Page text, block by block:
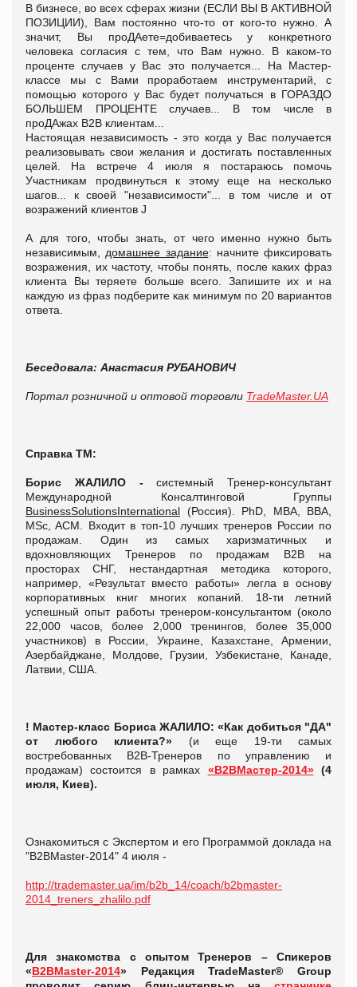
В бизнесе, во всех сферах жизни (ЕСЛИ ВЫ В АКТИВНОЙ
ПОЗИЦИИ), Вам постоянно что-то от кого-то нужно. А
значит, Вы проДАете=добиваетесь у конкретного
человека согласия с тем, что Вам нужно. В каком-то
проценте случаев у Вас это получается... На Мастер-
классе мы с Вами проработаем инструментарий, с
помощью которого у Вас будет получаться в ГОРАЗДО
БОЛЬШЕМ ПРОЦЕНТЕ случаев... В том числе в
проДАжах B2B клиентам...
Настоящая независимость - это когда у Вас получается
реализовывать свои желания и достигать поставленных
целей. На встрече 4 июля я постараюсь помочь
Участникам продвинуться к этому еще на несколько
шагов... к своей "независимости"... в том числе и от
возражений клиентов J
А для того, чтобы знать, от чего именно нужно быть
независимым, домашнее задание: начните фиксировать
возражения, их частоту, чтобы понять, после каких фраз
клиента Вы теряете больше всего. Запишите их и на
каждую из фраз подберите как минимум по 20 вариантов
ответа.
Беседовала: Анастасия РУБАНОВИЧ
Портал розничной и оптовой торговли TradeMaster.UA
Справка ТМ:
Борис ЖАЛИЛО-системный Тренер-консультант
Международной Консалтинговой Группы
BusinessSolutionsInternational (Россия). PhD, МВА, BBA,
MSc, ACM. Входит в топ-10 лучших тренеров России по
продажам. Один из самых харизматичных и
вдохновляющих Тренеров по продажам В2В на
просторах СНГ, нестандартная методика которого,
например, «Результат вместо работы» легла в основу
корпоративных книг многих копаний. 18-ти летний
успешный опыт работы тренером-консультантом (около
22,000 часов, более 2,000 тренингов, более 35,000
участников) в России, Украине, Казахстане, Армении,
Азербайджане, Молдове, Грузии, Узбекистане, Канаде,
Латвии, США.
! Мастер-класс Бориса ЖАЛИЛО: «Как добиться "ДА"
от любого клиента?» (и еще 19-ти самых
востребованных B2B-Тренеров по управлению и
продажам) состоится в рамках
«В2ВМастер-2014»(4
июля, Киев).
Ознакомиться с Экспертом и его Программой доклада на
"B2BMaster-2014" 4 июля -
http://trademaster.ua/im/b2b_14/coach/b2bmaster-
2014_treners_zhalilo.pdf
Для знакомства с опытом Тренеров – Спикеров
«B2BMaster-2014» Редакция TradeMaster® Group